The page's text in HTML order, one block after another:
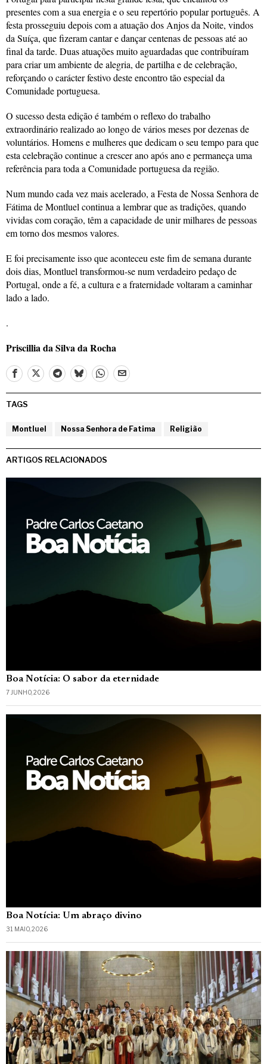
presentes com a sua energia e o seu repertório popular português. A
festa prosseguiu depois com a atuação dos Anjos da Noite, vindos
da Suíça, que fizeram cantar e dançar centenas de pessoas até ao
final da tarde. Duas atuações muito aguardadas que contribuíram
para criar um ambiente de alegria, de partilha e de celebração,
reforçando o carácter festivo deste encontro tão especial da
Comunidade portuguesa.
O sucesso desta edição é também o reflexo do trabalho
extraordinário realizado ao longo de vários meses por dezenas de
voluntários. Homens e mulheres que dedicam o seu tempo para que
esta celebração continue a crescer ano após ano e permaneça uma
referência para toda a Comunidade portuguesa da região.
Num mundo cada vez mais acelerado, a Festa de Nossa Senhora de
Fátima de Montluel continua a lembrar que as tradições, quando
vividas com coração, têm a capacidade de unir milhares de pessoas
em torno dos mesmos valores.
E foi precisamente isso que aconteceu este fim de semana durante
dois dias, Montluel transformou-se num verdadeiro pedaço de
Portugal, onde a fé, a cultura e a fraternidade voltaram a caminhar
lado a lado.
.
Priscillia da Silva da Rocha
TAGS
Montluel Nossa Senhora de Fatima Religião
ARTIGOS RELACIONADOS
Boa Notícia: O sabor da eternidade
7 JUNHO, 2026
Boa Notícia: Um abraço divino
31 MAIO, 2026